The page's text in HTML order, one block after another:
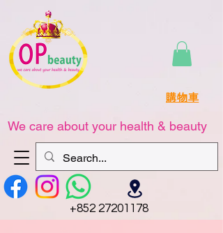
+852 27201178
購物車
We care about your health & beauty